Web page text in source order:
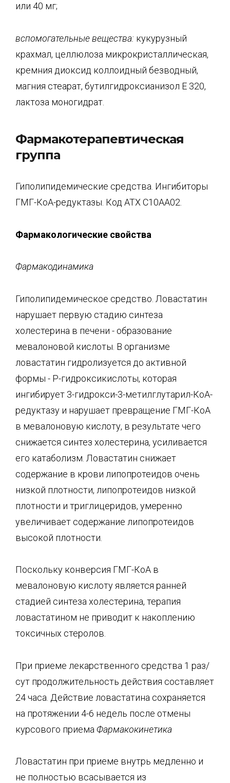
или 40 мг;
вспомогательные вещества: кукурузный
крахмал, целлюлоза микрокристаллическая,
кремния диоксид коллоидный безводный,
магния стеарат, бутилгидроксианизол Е 320,
лактоза моногидрат.
Фармакотерапевтическая
группа
Гиполипидемические средства. Ингибиторы
ГМГ-КоА-редуктазы. Код АТХ С10АА02.
Фармакологические свойства
Фармакодинамика
Гиполипидемическое средство. Ловастатин
нарушает первую стадию синтеза
холестерина в печени - образование
мевалоновой кислоты. В организме
ловастатин гидролизуется до активной
формы - Р-гидроксикислоты, которая
ингибирует 3-гидрокси-3-метилглутарил-КоА-
редуктазу и нарушает превращение ГМГ-КоА
в мевалоновую кислоту, в результате чего
снижается синтез холестерина, усиливается
его катаболизм. Ловастатин снижает
содержание в крови липопротеидов очень
низкой плотности, липопротеидов низкой
плотности и триглицеридов, умеренно
увеличивает содержание липопротеидов
высокой плотности.
Поскольку конверсия ГМГ-КоА в
мевалоновую кислоту является ранней
стадией синтеза холестерина, терапия
ловастатином не приводит к накоплению
токсичных стеролов.
При приеме лекарственного средства 1 раз/
сут продолжительность действия составляет
24 часа. Действие ловастатина сохраняется
на протяжении 4-6 недель после отмены
курсового приема Фармакокинетика
Ловастатин при приеме внутрь медленно и
не полностью всасывается из